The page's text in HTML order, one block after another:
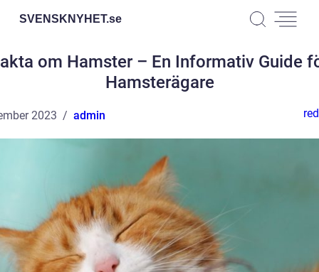
SVENSKNYHET.se
om Hamster – En Informativ Guide
Hamsterägare
2023 admin